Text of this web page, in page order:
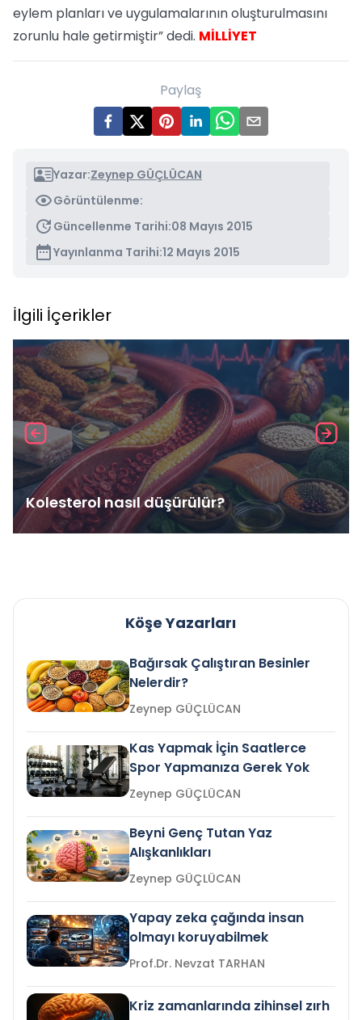
eylem planları ve uygulamalarının oluşturulmasını
zorunlu hale getirmiştir” dedi. MİLLİYET
Paylaş
Yazar:Zeynep GÜÇLÜCAN
Görüntülenme:
Güncellenme Tarihi:08 Mayıs 2015
Yayınlanma Tarihi:12 Mayıs 2015
İlgili İçerikler
Kolesterol nasıl düşürülür?
Köşe Yazarları
Bağırsak Çalıştıran Besinler
Nelerdir?
Zeynep GÜÇLÜCAN
Kas Yapmak İçin Saatlerce
Spor Yapmanıza Gerek Yok
Zeynep GÜÇLÜCAN
Beyni Genç Tutan Yaz
Alışkanlıkları
Zeynep GÜÇLÜCAN
Yapay zeka çağında insan
olmayı koruyabilmek
Prof.Dr. Nevzat TARHAN
Kriz zamanlarında zihinsel zırh